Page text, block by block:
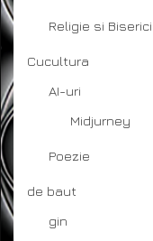
Religie si Biserici
Cucultura
AI-uri
Midjurney
Poezie
de baut
gin